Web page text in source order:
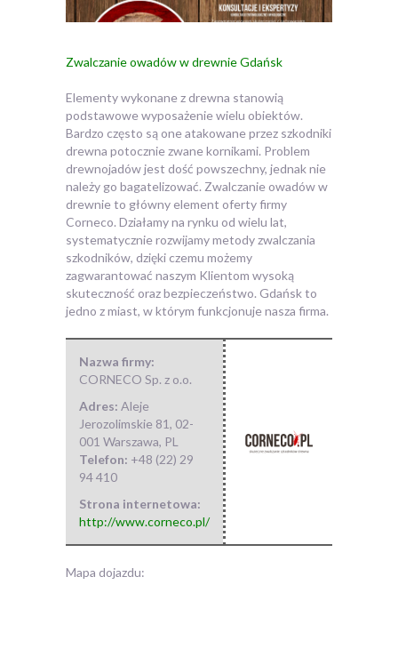
Zwalczanie owadów w drewnie Gdańsk
Elementy wykonane z drewna stanowią
podstawowe wyposażenie wielu obiektów.
Bardzo często są one atakowane przez szkodniki
drewna potocznie zwane kornikami. Problem
drewnojadów jest dość powszechny, jednak nie
należy go bagatelizować. Zwalczanie owadów w
drewnie to główny element oferty firmy
Corneco. Działamy na rynku od wielu lat,
systematycznie rozwijamy metody zwalczania
szkodników, dzięki czemu możemy
zagwarantować naszym Klientom wysoką
skuteczność oraz bezpieczeństwo. Gdańsk to
jedno z miast, w którym funkcjonuje nasza firma.
Nazwa firmy:
CORNECO Sp. z o.o.
Adres: Aleje
Jerozolimskie 81, 02-
001 Warszawa, PL
Telefon: +48 (22) 29
94 410
Strona internetowa:
http://www.corneco.pl/
Mapa dojazdu: